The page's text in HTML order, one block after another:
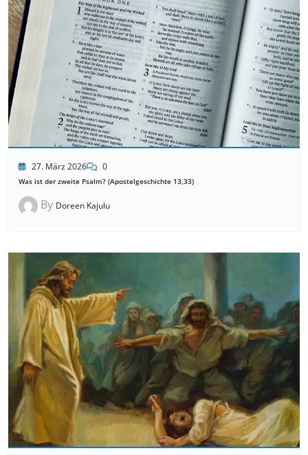
27. März 2026 0
Was ist der zweite Psalm? (Apostelgeschichte 13,33)
By Doreen Kajulu